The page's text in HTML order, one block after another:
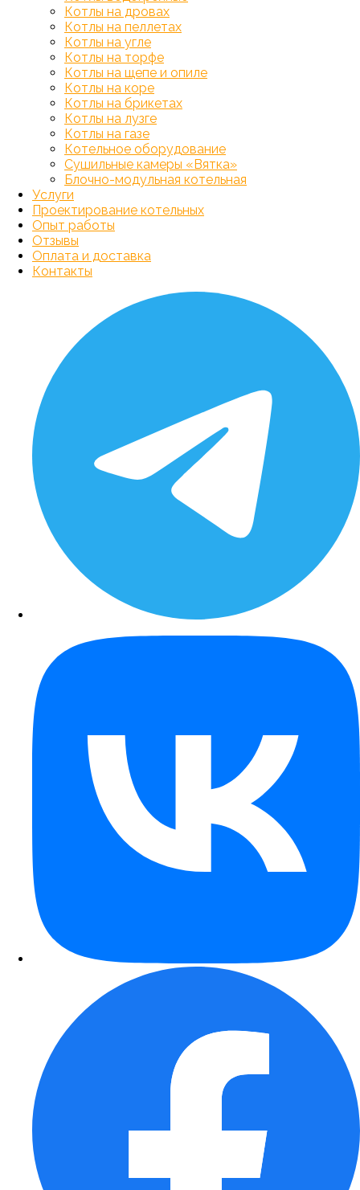
Котлы на дровах
Котлы на пеллетах
Котлы на угле
Котлы на торфе
Котлы на щепе и опиле
Котлы на коре
Котлы на брикетах
Котлы на лузге
Котлы на газе
Котельное оборудование
Сушильные камеры «Вятка»
Блочно-модульная котельная
Услуги
Проектирование котельных
Опыт работы
Отзывы
Оплата и доставка
Контакты